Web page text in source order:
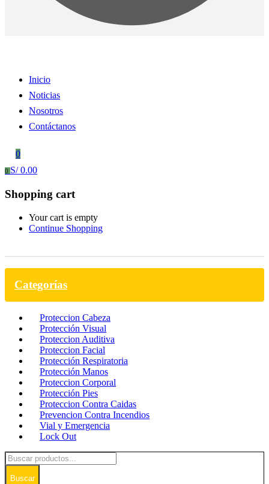
Inicio
Noticias
Nosotros
Contáctanos
0
0 S/0.00
Shopping cart
Your cart is empty
Continue Shopping
Categorías
Proteccion Cabeza
Protección Visual
Proteccion Auditiva
Proteccion Facial
Protección Respiratoria
Protección Manos
Proteccion Corporal
Protección Pies
Proteccion Contra Caidas
Prevencion Contra Incendios
Vial y Emergencia
Lock Out
Buscar